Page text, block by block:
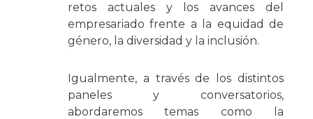
retos actuales y los avances del
empresariado frente a la equidad de
género, la diversidad y la inclusión.
Igualmente, a través de los distintos
paneles y conversatorios,
abordaremos temas como la